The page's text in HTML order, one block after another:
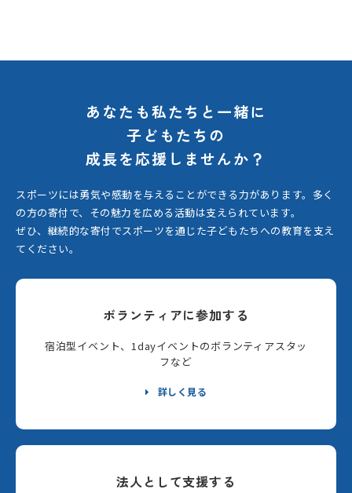
あなたも私たちと一緒に
子どもたちの
成長を応援しませんか？
スポーツには勇気や感動を与えることができる力があります。 多く
の方の寄付で、その魅力を広める活動は支えられています。
ぜひ、継続的な寄付でスポーツを通じた子どもたちへの教育を支え
てください。
ボランティアに参加する
宿泊型イベント、1dayイベントのボランティアスタッ
フなど
詳しく見る
法人として支援する